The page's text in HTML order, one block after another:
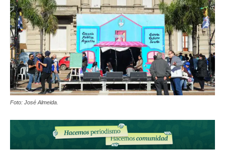
Foto: José Almeida.